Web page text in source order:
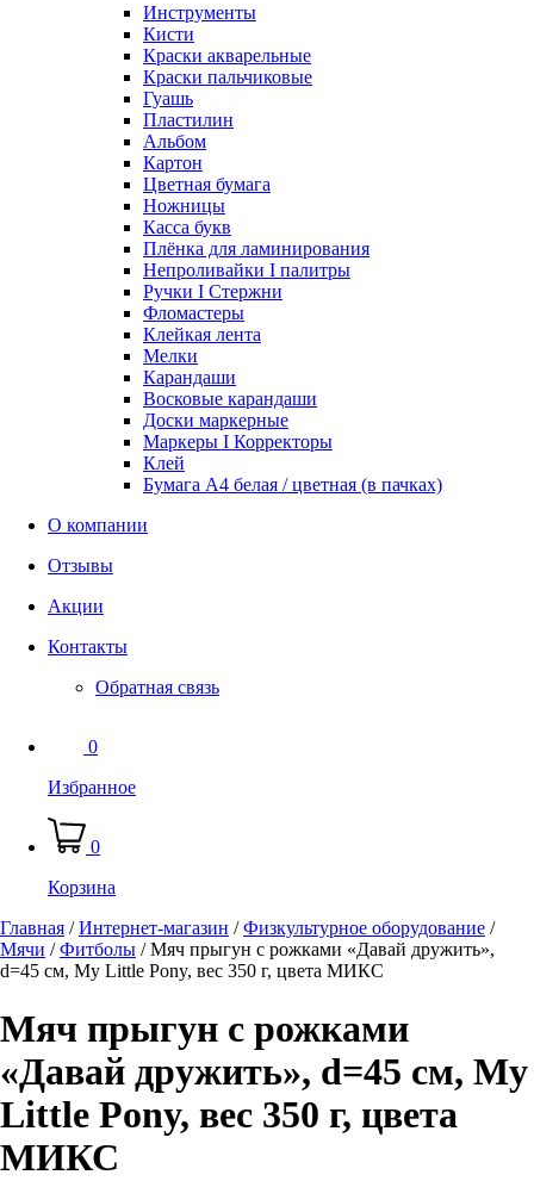
Инструменты
Кисти
Краски акварельные
Краски пальчиковые
Гуашь
Пластилин
Альбом
Картон
Цветная бумага
Ножницы
Касса букв
Плёнка для ламинирования
Непроливайки I палитры
Ручки I Стержни
Фломастеры
Клейкая лента
Мелки
Карандаши
Восковые карандаши
Доски маркерные
Маркеры I Корректоры
Клей
Бумага А4 белая / цветная (в пачках)
О компании
Отзывы
Акции
Контакты
Обратная связь
0
Избранное
0
Корзина
Главная /Интернет-магазин /Физкультурное оборудование /
Мячи /Фитболы /Мяч прыгун с рожками «Давай дружить»,
d=45 см, My Little Pony, вес 350 г, цвета МИКС
Мяч прыгун с рожками
«Давай дружить», d=45 см, My
Little Pony, вес 350 г, цвета
МИКС